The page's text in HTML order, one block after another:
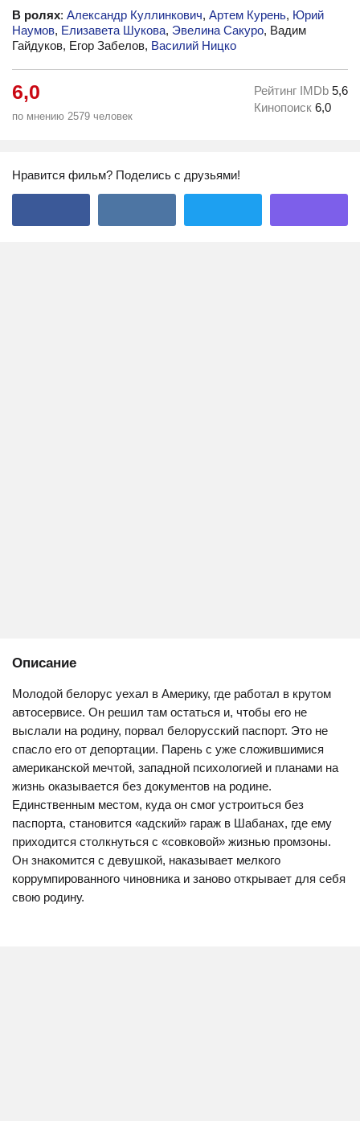
В ролях: Александр Куллинкович, Артем Курень, Юрий
Наумов, Елизавета Шукова, Эвелина Сакуро, Вадим
Гайдуков, Егор Забелов, Василий Ницко
6,0
по мнению 2579 человек
Рейтинг IMDb 5,6
Кинопоиск 6,0
Нравится фильм? Поделись с друзьями!
Описание
Молодой белорус уехал в Америку, где работал в крутом
автосервисе. Он решил там остаться и, чтобы его не
выслали на родину, порвал белорусский паспорт. Это не
спасло его от депортации. Парень с уже сложившимися
американской мечтой, западной психологией и планами на
жизнь оказывается без документов на родине.
Единственным местом, куда он смог устроиться без
паспорта, становится «адский» гараж в Шабанах, где ему
приходится столкнуться с «совковой» жизнью промзоны.
Он знакомится с девушкой, наказывает мелкого
коррумпированного чиновника и заново открывает для себя
свою родину.